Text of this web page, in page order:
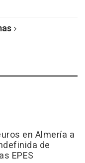
en Almería a
de
EPES